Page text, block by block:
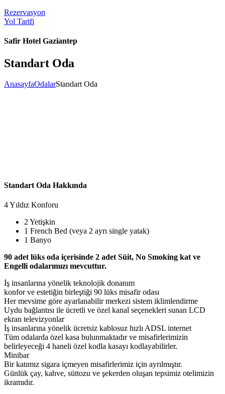
Rezervasyon
Yol Tarifi
Safir Hotel Gaziantep
Standart Oda
AnasayfaOdalarStandart Oda
Standart Oda Hakkında
4 Yıldız Konforu
2 Yetişkin
1 French Bed (veya 2 ayrı single yatak)
1 Banyo
90 adet lüks oda içerisinde 2 adet Süit, No Smoking kat ve
Engelli odalarımızı mevcuttur.
İş insanlarına yönelik teknolojik donanım
konfor ve estetiğin birleştiği 90 lüks misafir odası
Her mevsime göre ayarlanabilir merkezi sistem iklimlendirme
Uydu bağlantısı ile ücretli ve özel kanal seçenekleri sunan LCD
ekran televizyonlar
İş insanlarına yönelik ücretsiz kablosuz hızlı ADSL internet
Tüm odalarda özel kasa bulunmaktadır ve misafirlerimizin
belirleyeceği 4 haneli özel kodla kasayı kodlayabilirler.
Minibar
Bir katımız sigara içmeyen misafirlerimiz için ayrılmıştır.
Günlük çay, kahve, süttozu ve şekerden oluşan tepsimiz otelimizin
ikramıdır.